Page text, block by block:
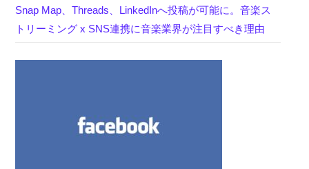
Snap Map、Threads、LinkedInへ投稿が可能に。音楽ス
トリーミング x SNS連携に音楽業界が注目すべき理由